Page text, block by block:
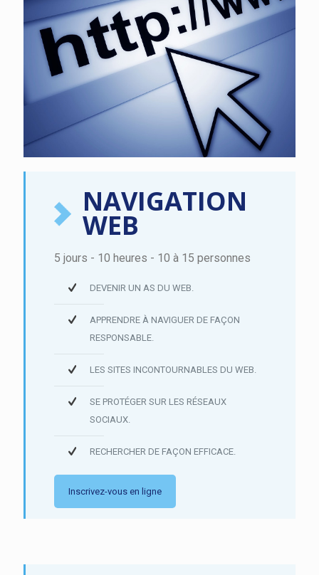
NAVIGATION
WEB
5 jours - 10 heures - 10 à 15 personnes
DEVENIR UN AS DU WEB.
APPRENDRE À NAVIGUER DE FAÇON
RESPONSABLE.
LES SITES INCONTOURNABLES DU WEB.
SE PROTÉGER SUR LES RÉSEAUX
SOCIAUX.
RECHERCHER DE FAÇON EFFICACE.
Inscrivez-vous en ligne